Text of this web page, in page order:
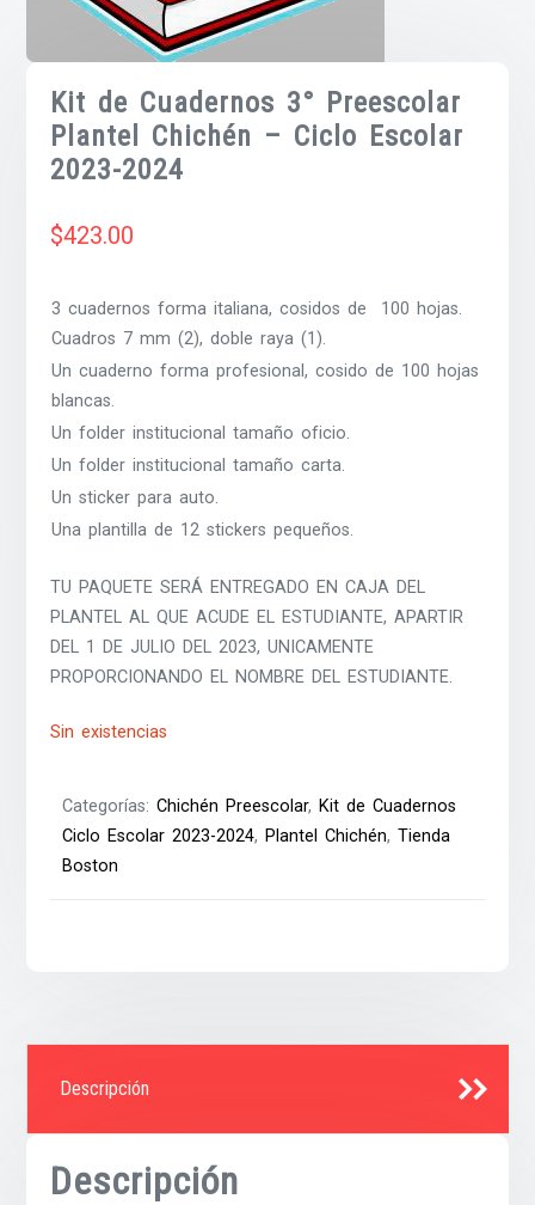
Kit de Cuadernos 3° Preescolar
Plantel Chichén – Ciclo Escolar
2023-2024
$423.00
3 cuadernos forma italiana, cosidos de 100 hojas.
Cuadros 7 mm (2), doble raya (1).
Un cuaderno forma profesional, cosido de 100 hojas
blancas.
Un folder institucional tamaño oficio.
Un folder institucional tamaño carta.
Un sticker para auto.
Una plantilla de 12 stickers pequeños.
TU PAQUETE SERÁ ENTREGADO EN CAJA DEL
PLANTEL AL QUE ACUDE EL ESTUDIANTE, APARTIR
DEL 1 DE JULIO DEL 2023, UNICAMENTE
PROPORCIONANDO EL NOMBRE DEL ESTUDIANTE.
Sin existencias
Categorías:Chichén Preescolar, Kit de Cuadernos
Ciclo Escolar 2023-2024, Plantel Chichén,Tienda
Boston
Descripción
Descripción